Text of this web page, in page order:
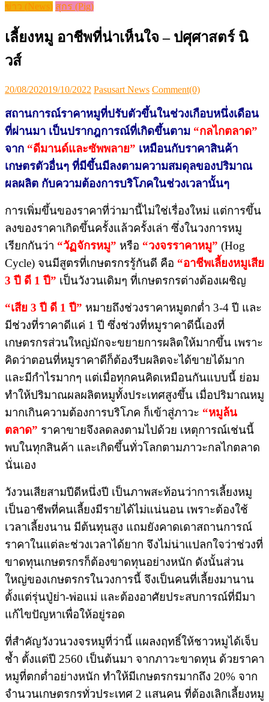
ข่าว (News) สุกร (Pig)
เลี้ยงหมู อาชีพที่น่าเห็นใจ – ปศุศาสตร์ นิ
วส์
Posted
20/08/202019/10/2022 Author
Pasusart News Comment(0)
สถานการณ์ราคาหมูที่ปรับตัวขึ้นในช่วงเกือบหนึ่งเดือน
ที่ผ่านมา เป็นปรากฎการณ์ที่เกิดขึ้นตาม “กลไกตลาด”
จาก “ดีมานด์และซัพพลาย” เหมือนกับราคาสินค้า
เกษตรตัวอื่นๆ ที่มีขึ้นมีลงตามความสมดุลของปริมาณ
ผลผลิต กับความต้องการบริโภคในช่วงเวลานั้นๆ
การเพิ่มขึ้นของราคาที่ว่ามานี้ไม่ใช่เรื่องใหม่ แต่การขึ้น
ลงของราคาเกิดขึ้นครั้งแล้วครั้งเล่า ซึ่งในวงการหมู
เรียกกันว่า “วัฏจักรหมู” หรือ “วงจรราคาหมู” (Hog
Cycle) จนมีสูตรที่เกษตรกรรู้กันดี คือ “อาชีพเลี้ยงหมูเสีย
3 ปี ดี 1 ปี” เป็นวังวนเดิมๆ ที่เกษตรกรต่างต้องเผชิญ
“เสีย 3 ปี ดี 1 ปี” หมายถึงช่วงราคาหมูตกต่ำ 3-4 ปี และ
มีช่วงที่ราคาดีแค่ 1 ปี ซึ่งช่วงที่หมูราคาดีนี้เองที่
เกษตรกรส่วนใหญ่มักจะขยายการผลิตให้มากขึ้น เพราะ
คิดว่าตอนที่หมูราคาดีก็ต้องรีบผลิตจะได้ขายได้มาก
และมีกำไรมากๆ แต่เมื่อทุกคนคิดเหมือนกันแบบนี้ ย่อม
ทำให้ปริมาณผลผลิตหมูทั้งประเทศสูงขึ้น เมื่อปริมาณหมู
มากเกินความต้องการบริโภค ก็เข้าสู่ภาวะ “หมูล้น
ตลาด” ราคาขายจึงลดลงตามไปด้วย เหตุการณ์เช่นนี้
พบในทุกสินค้า และเกิดขึ้นทั่วโลกตามภาวะกลไกตลาด
นั่นเอง
วังวนเสียสามปีดีหนึ่งปี เป็นภาพสะท้อนว่าการเลี้ยงหมู
เป็นอาชีพที่คนเลี้ยงมีรายได้ไม่แน่นอน เพราะต้องใช้
เวลาเลี้ยงนาน มีต้นทุนสูง แถมยังคาดเดาสถานการณ์
ราคาในแต่ละช่วงเวลาได้ยาก จึงไม่น่าแปลกใจว่าช่วงที่
ขาดทุนเกษตรกรก็ต้องขาดทุนอย่างหนัก ดังนั้นส่วน
ใหญ่ของเกษตรกรในวงการนี้ จึงเป็นคนที่เลี้ยงมานาน
ตั้งแต่รุ่นปู่ย่า-พ่อแม่ และต้องอาศัยประสบการณ์ที่มีมา
แก้ไขปัญหาเพื่อให้อยู่รอด
ที่สำคัญวังวนวงจรหมูที่ว่านี้ แผลงฤทธิ์ให้ชาวหมูได้เจ็บ
ช้ำ ตั้งแต่ปี 2560 เป็นต้นมา จากภาวะขาดทุน ด้วยราคา
หมูที่ตกต่ำอย่างหนัก ทำให้มีเกษตรกรมากถึง 20% จาก
จำนวนเกษตรกรทั่วประเทศ 2 แสนคน ที่ต้องเลิกเลี้ยงหมู